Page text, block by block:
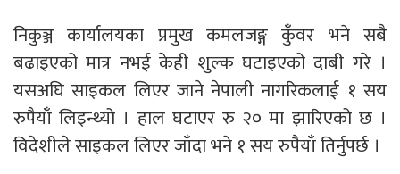
निकुञ्ज कार्यालयका प्रमुख कमलजङ्ग कुँवर भने सबै
बढाइएको मात्र नभई केही शुल्क घटाइएको दाबी गरे ।
यसअघि साइकल लिएर जाने नेपाली नागरिकलाई १ सय
रुपैयाँ लिइन्थ्यो । हाल घटाएर रु २० मा झारिएको छ ।
विदेशीले साइकल लिएर जाँदा भने १ सय रुपैयाँ तिर्नुपर्छ ।